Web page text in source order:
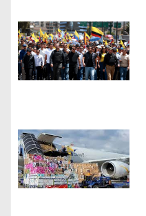
e
n
r
a
d